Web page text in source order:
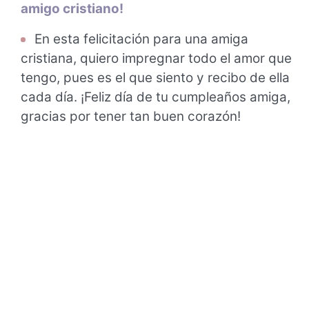
amigo cristiano!
En esta felicitación para una amiga
cristiana, quiero impregnar todo el amor que
tengo, pues es el que siento y recibo de ella
cada día. ¡Feliz día de tu cumpleaños amiga,
gracias por tener tan buen corazón!